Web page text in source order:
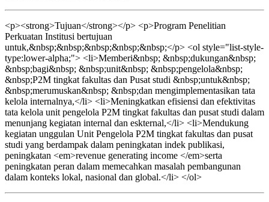
<p><strong>Tujuan</strong></p> <p>Program Penelitian
Perkuatan Institusi bertujuan
untuk,&nbsp;&nbsp;&nbsp;&nbsp;&nbsp;</p> <ol style="list-style-
type:lower-alpha;"> <li>Memberi&nbsp; &nbsp;dukungan&nbsp;
&nbsp;bagi&nbsp; &nbsp;unit&nbsp; &nbsp;pengelola&nbsp;
&nbsp;P2M tingkat fakultas dan Pusat studi &nbsp;untuk&nbsp;
&nbsp;merumuskan&nbsp; &nbsp;dan mengimplementasikan tata
kelola internalnya,</li> <li>Meningkatkan efisiensi dan efektivitas
tata kelola unit pengelola P2M tingkat fakultas dan pusat studi dalam
menunjang kegiatan internal dan eskternal,</li> <li>Mendukung
kegiatan unggulan Unit Pengelola P2M tingkat fakultas dan pusat
studi yang berdampak dalam peningkatan indek publikasi,
peningkatan <em>revenue generating income </em>serta
peningkatan peran dalam memecahkan masalah pembangunan
dalam konteks lokal, nasional dan global.</li> </ol>